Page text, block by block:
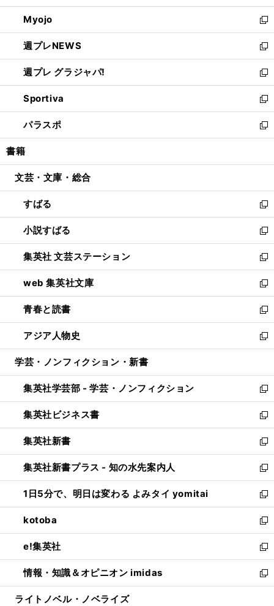
開
く
ウ
で
開
く
ン
ド
ウ
で
開
く
ウ
ィ
ン
ド
ウ
で
開
く
Myojo
新
し
い
ウ
ィ
ン
ド
ウ
で
開
週プレNEWS
新
し
い
ウ
ィ
ン
ド
ウ
開
週プレ グラジャパ!
新
し
い
ウ
ィ
ン
ウ
開
く
Sportiva
新
し
い
ウ
ン
ウ
で
開
く
パラスポ
新
し
ウ
ン
ド
ウ
で
開
く
書籍
文芸・文庫・総合
すばる
新
し
い
ウ
ィ
ン
ド
ウ
で
開
く
小説すばる
新
し
い
ウ
ィ
ン
ド
ウ
で
開
集英社 文芸ステーション
新
し
い
ウ
ィ
ン
ド
ウ
開
く
web 集英社文庫
新
し
い
ウ
ィ
ン
ウ
で
開
く
青春と読書
新
し
い
ウ
ン
ド
ウ
で
開
く
アジア人物史
新
し
ウ
ィ
ン
ド
ウ
で
開
く
学芸・ノンフィクション・新書
集英社学芸部 - 学芸・ノンフィクション
新
し
い
ウ
ィ
ン
ド
ウ
で
開
く
集英社ビジネス書
新
し
い
ウ
ィ
ン
ド
ウ
で
開
く
集英社新書
新
し
い
ウ
ィ
ン
ド
ウ
で
開
く
集英社新書プラス - 知の水先案内人
新
し
い
ウ
ィ
ン
ド
ウ
で
開
1日5分で、明日は変わる よみタイ yomitai
新
し
い
ウ
ィ
ン
ド
ウ
kotoba
新
し
い
ウ
ィ
ン
e!集英社
新
し
い
ウ
情報・知識＆オピニオン imidas
新
し
ライトノベル・ノベライズ